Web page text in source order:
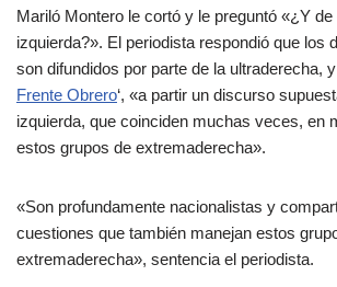
Mariló Montero le cortó y le preguntó «¿Y
izquierda?». El periodista respondió que los
son difundidos por parte de la ultraderecha, y
Frente Obrero‘, «a partir un discurso
izquierda, que coinciden muchas veces, en
estos grupos de extremaderecha».
«Son profundamente nacionalistas y
cuestiones que también manejan estos
extremaderecha», sentencia el periodista.